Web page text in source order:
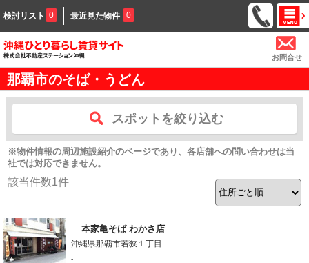
検討リスト 0 最近見た物件 0
お問合せ
那覇市のそば・うどん
スポットを絞り込む
※物件情報の周辺施設紹介のページであり、各店舗への問い合わせは当
社では対応できません。
該当件数1件
本家亀そば わかさ店
沖縄県那覇市若狭１丁目
-